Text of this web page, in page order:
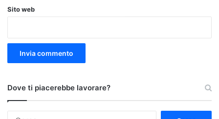
Sito web
Dove ti piacerebbe lavorare?